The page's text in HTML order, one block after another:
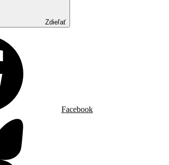
Zdieľať
Facebook